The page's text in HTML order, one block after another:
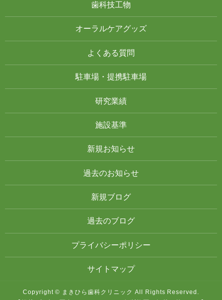
歯科技工物
オーラルケアグッズ
よくある質問
駐車場・提携駐車場
研究業績
施設基準
新規お知らせ
過去のお知らせ
新規ブログ
過去のブログ
プライバシーポリシー
サイトマップ
Copyright © まきひら歯科クリニック All Rights Reserved.